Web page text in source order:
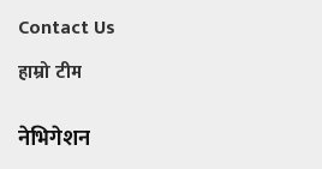
Contact Us
हाम्रो टीम
नेभिगेशन